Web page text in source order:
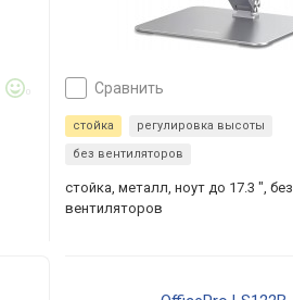
сравнить
стойка
регулировка высоты
без вентиляторов
стойка, металл, ноут до 17.3 ", без
вентиляторов